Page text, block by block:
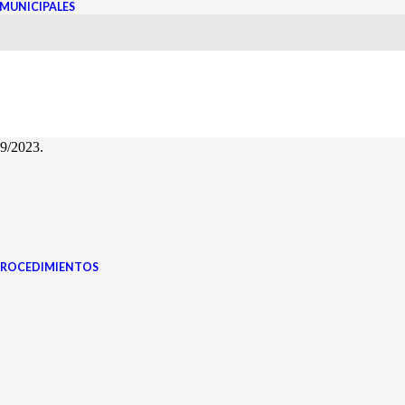
de acuerdo con el siguiente,
2023.